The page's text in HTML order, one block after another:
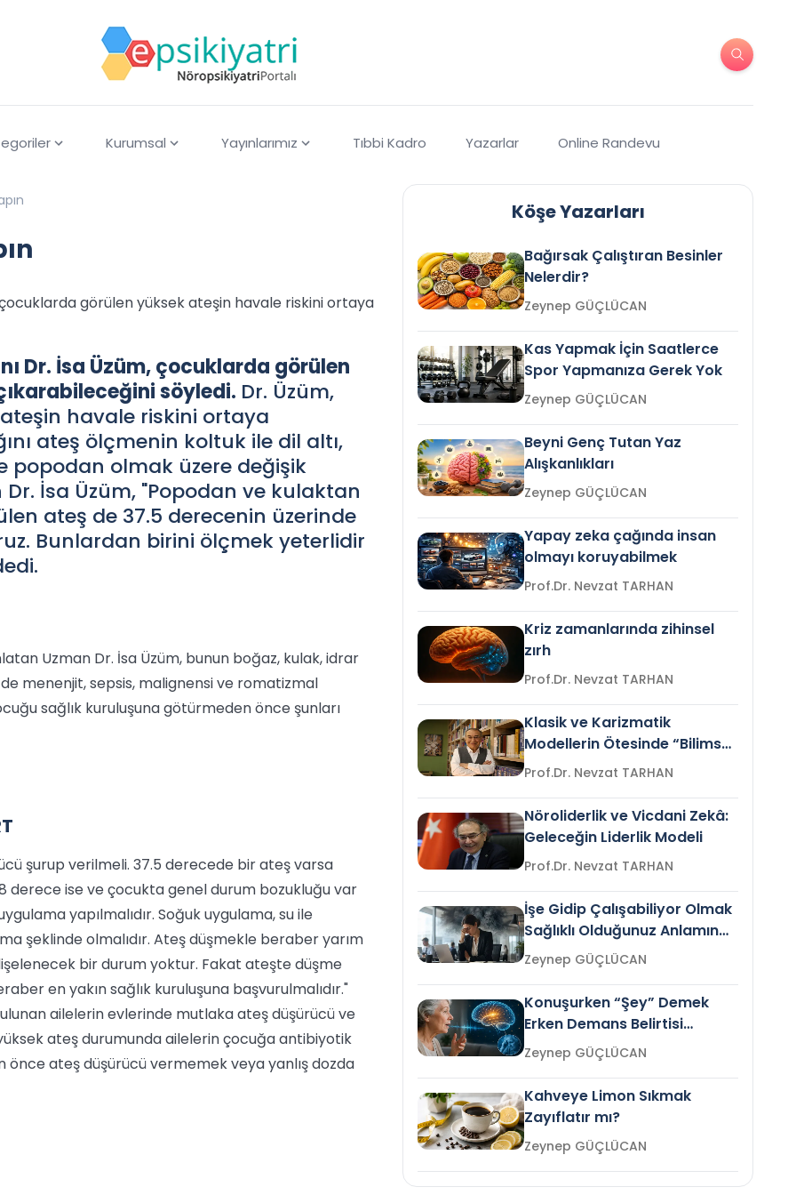
Kurumsal Yayınlarımız Tıbbi Kadro Yazarlar Online Randevu
çocuklarda görülen yüksek ateşin havale riskini ortaya
Dr. İsa Üzüm, çocuklarda görülen
söyledi. Dr. Üzüm,
havale riskini ortaya
ateş ölçmenin koltuk ile dil altı,
popodan olmak üzere değişik
İsa Üzüm, "Popodan ve kulaktan
ateş de 37.5 derecenin üzerinde
Bunlardan birini ölçmek yeterlidir
Uzman Dr. İsa Üzüm, bunun boğaz, kulak, idrar
menenjit, sepsis, malignensi ve romatizmal
sağlık kuruluşuna götürmeden önce şunları
şurup verilmeli. 37.5 derecede bir ateş varsa
ise ve çocukta genel durum bozukluğu var
yapılmalıdır. Soğuk uygulama, su ile
şeklinde olmalıdır. Ateş düşmekle beraber yarım
bir durum yoktur. Fakat ateşte düşme
en yakın sağlık kuruluşuna başvurulmalıdır."
ailelerin evlerinde mutlaka ateş düşürücü ve
ateş durumunda ailelerin çocuğa antibiyotik
önce ateş düşürücü vermemek veya yanlış dozda
Köşe Yazarları
Bağırsak Çalıştıran Besinler
Nelerdir?
Zeynep GÜÇLÜCAN
Kas Yapmak İçin Saatlerce
Spor Yapmanıza Gerek Yok
Zeynep GÜÇLÜCAN
Beyni Genç Tutan Yaz
Alışkanlıkları
Zeynep GÜÇLÜCAN
Yapay zeka çağında insan
olmayı koruyabilmek
Prof.Dr. Nevzat TARHAN
Kriz zamanlarında zihinsel
zırh
Prof.Dr. Nevzat TARHAN
Klasik ve Karizmatik
Modellerin Ötesinde “Bilimsel
Liderlik”
Prof.Dr. Nevzat TARHAN
Nöroliderlik ve Vicdani Zekâ:
Geleceğin Liderlik Modeli
Prof.Dr. Nevzat TARHAN
İşe Gidip Çalışabiliyor Olmak
Sağlıklı Olduğunuz Anlamına
Gelir mi?Zeynep GÜÇLÜCAN
Konuşurken “Şey” Demek
Erken Demans Belirtisi
Olabilir mi?Zeynep GÜÇLÜCAN
Kahveye Limon Sıkmak
Zayıflatır mı?
Zeynep GÜÇLÜCAN